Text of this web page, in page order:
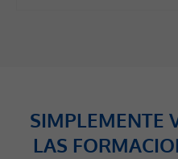
SIMPLEMENTE
LAS